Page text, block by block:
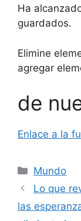
Ha
guardados.
Elimine
agregar
de
Enlace a la
Categorías
Mundo
Lo que
las